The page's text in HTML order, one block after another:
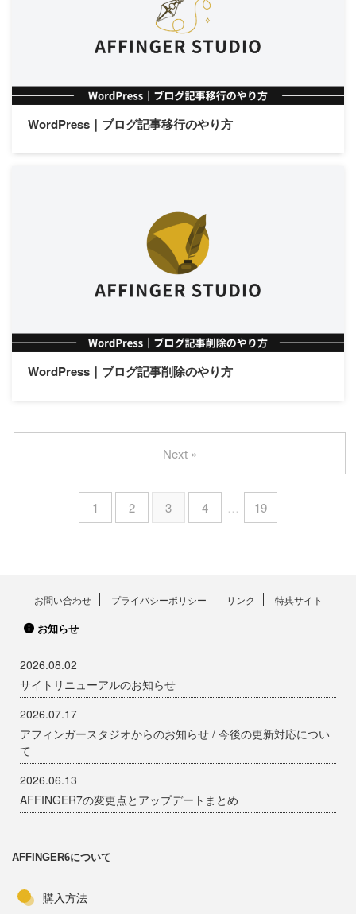
WordPress｜ブログ記事移行のやり方
WordPress｜ブログ記事削除のやり方
1 2 3 4 … 19
Next »
お問い合わせ プライバシーポリシー リンク 特典サイト
お知らせ
2026.08.02
サイトリニューアルのお知らせ
2026.07.17
アフィンガースタジオからのお知らせ / 今後の更新対応につい
て
2026.06.13
AFFINGER7の変更点とアップデートまとめ
AFFINGER6について
購入方法